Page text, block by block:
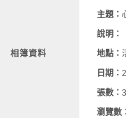
相簿資料
主題：
說明：
地點：
日期：
張數：
瀏覽數